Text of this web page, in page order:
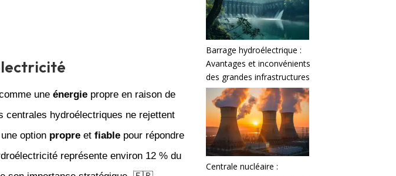
une énergiepropre en raison de
centrales hydroélectriques ne rejettent
option propreet fiablepour répondre
représente environ 12 % du
Barrage hydroélectrique :
Avantages et inconvénients
des grandes infrastructures
Centrale nucléaire :